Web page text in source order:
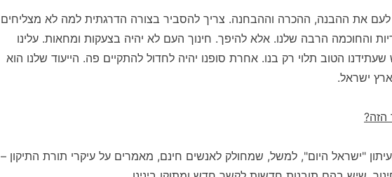
לעם את ההבנה, ההכרה וההבחנה. צריך להסביר בצורה הדרגתית למה לא מצליחים
והחוכמה הרבה שלנו. אלא להיפך. חינוך העם לא יהיה בצעקות ומחאות. עלינו
הטוב תלוי רק בנו. אחרת סופנו יהיה לחדול להתקיים פה. הייעוד שלנו הוא
ישראל.
הזה?
"ישראל היום", למשל, שמחולק לאנשים חינם, מאמרים על עיקרי תורת התיקון –